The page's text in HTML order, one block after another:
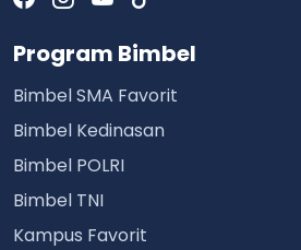
Program Bimbel
Bimbel SMA Favorit
Bimbel Kedinasan
Bimbel POLRI
Bimbel TNI
Kampus Favorit